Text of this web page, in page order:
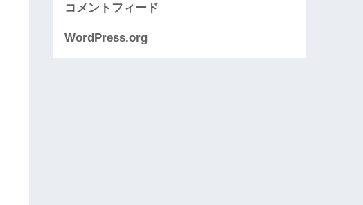
コメントフィード
WordPress.org